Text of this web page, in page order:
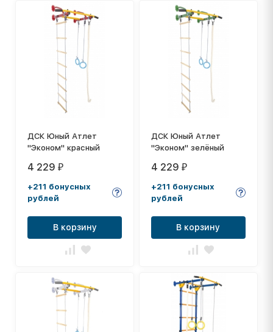
ДСК Юный Атлет
"Эконом" красный
4 229₽
+211 бонусных
рублей
В корзину
ДСК Юный Атлет
"Эконом" зелёный
4 229₽
+211 бонусных
рублей
В корзину